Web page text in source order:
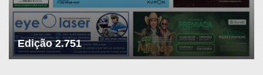
Edição 2.751